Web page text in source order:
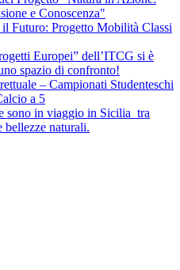
e Conoscenza"
il Futuro: Progetto Mobilità Classi
Europei” dell’ITCG si è
spazio di confronto!
– Campionati Studenteschi
a 5
sono in viaggio in Sicilia tra
bellezze naturali.